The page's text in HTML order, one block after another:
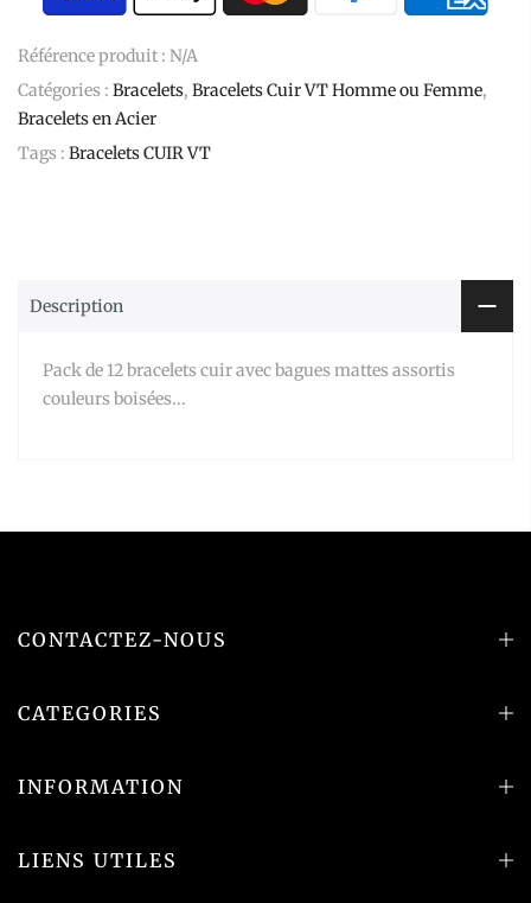
Référence produit : N/A
Catégories : Bracelets, Bracelets Cuir VT Homme ou Femme,
Bracelets en Acier
Tags : Bracelets CUIR VT
Description
Pack de 12 bracelets cuir avec bagues mattes assortis
couleurs boisées...
CONTACTEZ-NOUS
CATEGORIES
INFORMATION
LIENS UTILES